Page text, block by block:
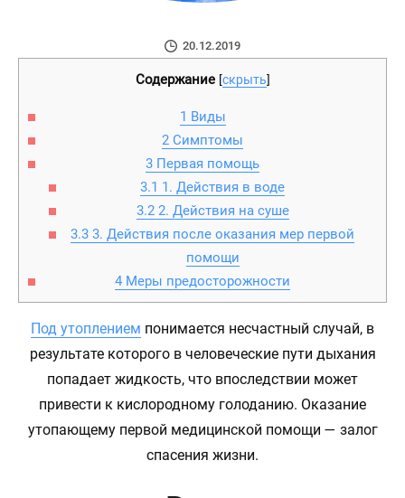
20.12.2019
Содержание [скрыть]
1 Виды
2 Симптомы
3 Первая помощь
3.1 1. Действия в воде
3.22. Действия на суше
3.3 3. Действия после оказания мер первой
помощи
4 Меры предосторожности
Под утоплением понимается несчастный случай, в
результате которого в человеческие пути дыхания
попадает жидкость, что впоследствии может
привести к кислородному голоданию. Оказание
утопающему первой медицинской помощи — залог
спасения жизни.